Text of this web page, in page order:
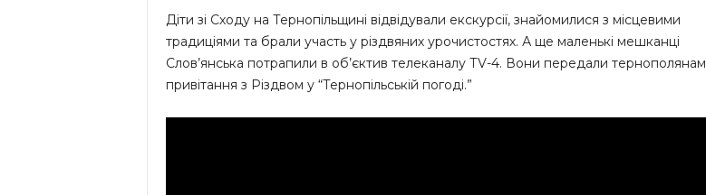
Діти зі Сходу на Тернопільщині відвідували екскурсії, знайомилися з місцевими
традиціями та брали участь у різдвяних урочистостях. А ще маленькі мешканці
Слов’янська потрапили в об’єктив телеканалу ТV-4. Вони передали тернополянам
привітання з Різдвом у “Тернопільській погоді.”